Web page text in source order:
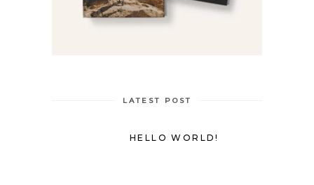
LATEST POST
HELLO WORLD!